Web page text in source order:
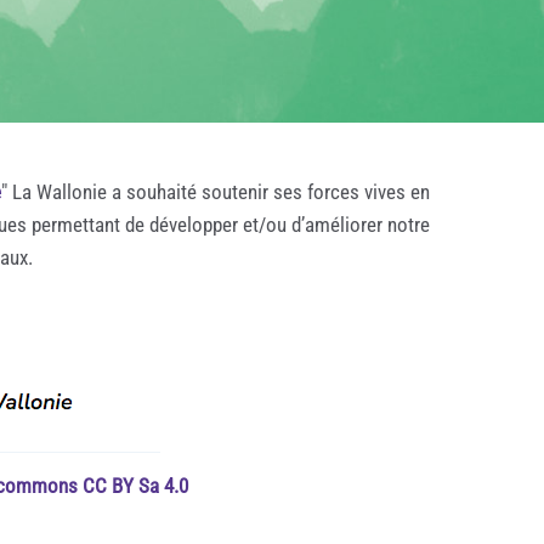
" La Wallonie a souhaité soutenir ses forces vives en
permettant de développer et/ou d’améliorer notre
CC BY Sa 4.0